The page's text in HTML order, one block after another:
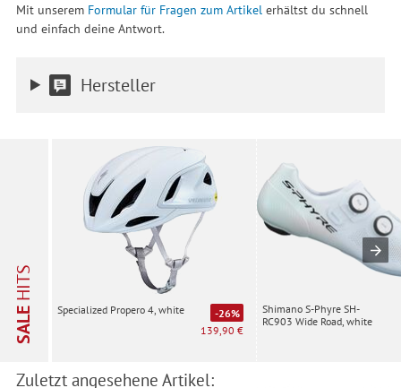
Mit unserem Formular für Fragen zum Artikelerhältst du schnell
und einfach deine Antwort.
Hersteller
SALE
HITS
Specialized Propero 4, white
-26%
139,90 €
Shimano S-Phyre SH-
RC903 Wide Road, white
Zuletzt angesehene Artikel: